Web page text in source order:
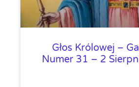
Głos Królowej –
Numer 31 – 2